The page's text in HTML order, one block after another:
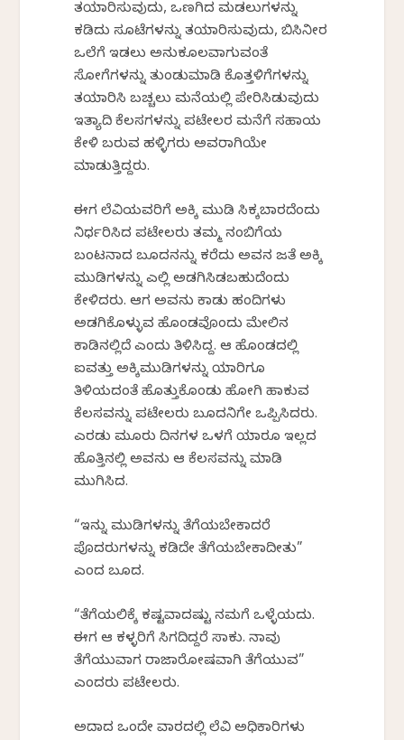
ತಯಾರಿಸುವುದು, ಒಣಗಿದ ಮಡಲುಗಳನ್ನು
ಕಡಿದು ಸೂಟೆಗಳನ್ನು ತಯಾರಿಸುವುದು, ಬಿಸಿನೀರ
ಒಲೆಗೆ ಇಡಲು ಅನುಕೂಲವಾಗುವಂತೆ
ಸೋಗೆಗಳನ್ನು ತುಂಡುಮಾಡಿ ಕೊತ್ತಳಿಗೆಗಳನ್ನು
ತಯಾರಿಸಿ ಬಚ್ಚಲು ಮನೆಯಲ್ಲಿ ಪೇರಿಸಿಡುವುದು
ಇತ್ಯಾದಿ ಕೆಲಸಗಳನ್ನು ಪಟೇಲರ ಮನೆಗೆ ಸಹಾಯ
ಕೇಳಿ ಬರುವ ಹಳ್ಳಿಗರು ಅವರಾಗಿಯೇ
ಮಾಡುತ್ತಿದ್ದರು.
ಈಗ ಲೆವಿಯವರಿಗೆ ಅಕ್ಕಿ ಮುಡಿ ಸಿಕ್ಕಬಾರದೆಂದು
ನಿರ್ಧರಿಸಿದ ಪಟೇಲರು ತಮ್ಮ ನಂಬಿಗೆಯ
ಬಂಟನಾದ ಬೂದನನ್ನು ಕರೆದು ಅವನ ಜತೆ ಅಕ್ಕಿ
ಮುಡಿಗಳನ್ನು ಎಲ್ಲಿ ಅಡಗಿಸಿಡಬಹುದೆಂದು
ಕೇಳಿದರು. ಆಗ ಅವನು ಕಾಡು ಹಂದಿಗಳು
ಅಡಗಿಕೊಳ್ಳುವ ಹೊಂಡವೊಂದು ಮೇಲಿನ
ಕಾಡಿನಲ್ಲಿದೆ ಎಂದು ತಿಳಿಸಿದ್ದ. ಆ ಹೊಂಡದಲ್ಲಿ
ಐವತ್ತು ಅಕ್ಕಿಮುಡಿಗಳನ್ನು ಯಾರಿಗೂ
ತಿಳಿಯದಂತೆ ಹೊತ್ತುಕೊಂಡು ಹೋಗಿ ಹಾಕುವ
ಕೆಲಸವನ್ನು ಪಟೇಲರು ಬೂದನಿಗೇ ಒಪ್ಪಿಸಿದರು.
ಎರಡು ಮೂರು ದಿನಗಳ ಒಳಗೆ ಯಾರೂ ಇಲ್ಲದ
ಹೊತ್ತಿನಲ್ಲಿ ಅವನು ಆ ಕೆಲಸವನ್ನು ಮಾಡಿ
ಮುಗಿಸಿದ.
“ಇನ್ನು ಮುಡಿಗಳನ್ನು ತೆಗೆಯಬೇಕಾದರೆ
ಪೊದರುಗಳನ್ನು ಕಡಿದೇ ತೆಗೆಯಬೇಕಾದೀತು”
ಎಂದ ಬೂದ.
“ತೆಗೆಯಲಿಕ್ಕೆ ಕಷ್ಟವಾದಷ್ಟು ನಮಗೆ ಒಳ್ಳೆಯದು.
ಈಗ ಆ ಕಳ್ಳರಿಗೆ ಸಿಗದಿದ್ದರೆ ಸಾಕು. ನಾವು
ತೆಗೆಯುವಾಗ ರಾಜಾರೋಷವಾಗಿ ತೆಗೆಯುವ”
ಎಂದರು ಪಟೇಲರು.
ಅದಾದ ಒಂದೇ ವಾರದಲ್ಲಿ ಲೆವಿ ಅಧಿಕಾರಿಗಳು